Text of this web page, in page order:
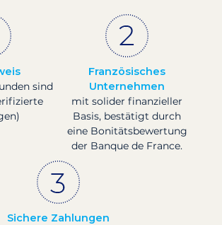
sind
Französisches
Unternehmen
mit solider finanzieller
Basis, bestätigt durch
eine Bonitätsbewertung
der Banque de France.
Sichere Zahlungen